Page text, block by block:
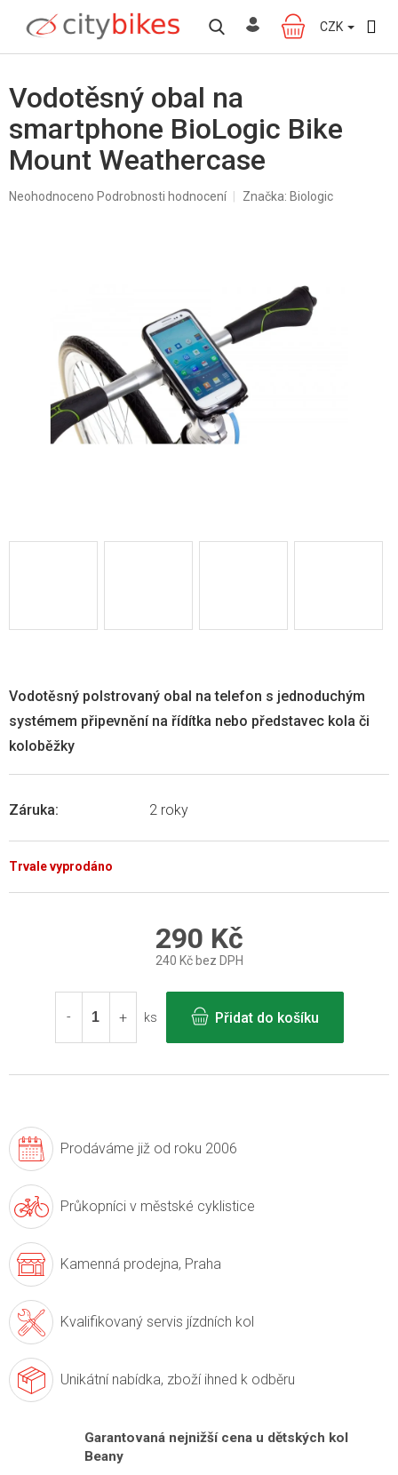
obsah
NÁKUPNÍ
KOŠÍK
CZK
Vodotěsný obal na
smartphone BioLogic Bike
Mount Weathercase
Průměrné
Neohodnoceno Podrobnosti hodnocení Značka: Biologic
Trvale vyprodáno
Záruka: 2 roky
Vodotěsný polstrovaný obal na telefon s jednoduchým
systémem připevnění na řídítka nebo představec kola či
koloběžky
290 Kč
240 Kč bez DPH
cena:
ks
Přidat do košíku
Prodáváme již od roku 2006
Průkopníci v městské cyklistice
Kamenná prodejna, Praha
Kvalifikovaný servis jízdních kol
Unikátní nabídka, zboží ihned k odběru
Garantovaná nejnižší cena u dětských kol
Beany